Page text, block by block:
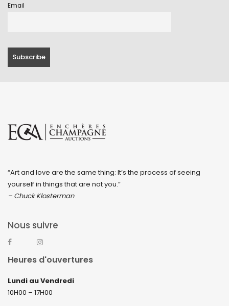
Email
“Art and love are the same thing: It’s the process of seeing
yourself in things that are not you.”
– Chuck Klosterman
Nous suivre
Heures d'ouvertures
Lundi au Vendredi
10H00 – 17H00